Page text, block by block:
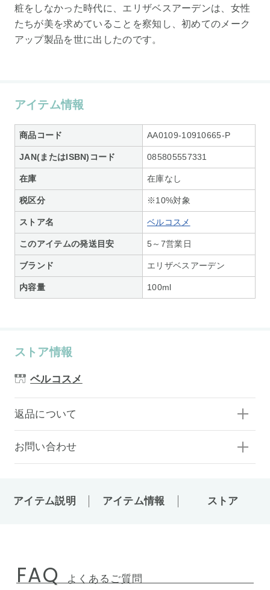
粧をしなかった時代に、エリザベスアーデンは、女性
たちが美を求めていることを察知し、初めてのメーク
アップ製品を世に出したのです。
アイテム情報
商品コード AA0109-10910665-P
JAN(またはISBN)コード 085805557331
在庫 在庫なし
税区分 ※10%対象
ストア名 ベルコスメ
このアイテムの発送目安 5～7営業日
ブランド エリザベスアーデン
内容量 100ml
ストア情報
ベルコスメ
返品について
お問い合わせ
アイテム説明 アイテム情報 ストア
FAQ よくあるご質問